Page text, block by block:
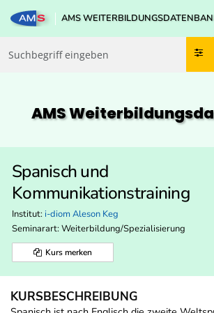
Zum
Zum
Zur
Zur
AMS
AMS
Spanisch und
Kommunikationstraining
Institut: i-diom Aleson Keg
Seminarart: Weiterbildung/Spezialisierung
Kurs merken
KURSBESCHREIBUNG